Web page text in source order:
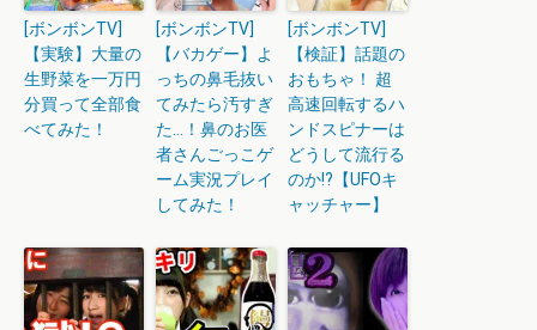
[ボンボンTV]
【実験】大量の
生野菜を一万円
分買って全部食
べてみた！
[ボンボンTV]
【バカゲー】よ
っちの鼻毛抜い
てみたら汚すぎ
た…！鼻のお医
者さんごっこゲ
ーム実況プレイ
してみた！
[ボンボンTV]
【検証】話題の
おもちゃ！ 超
高速回転するハ
ンドスピナーは
どうして流行る
のか!?【UFOキ
ャッチャー】